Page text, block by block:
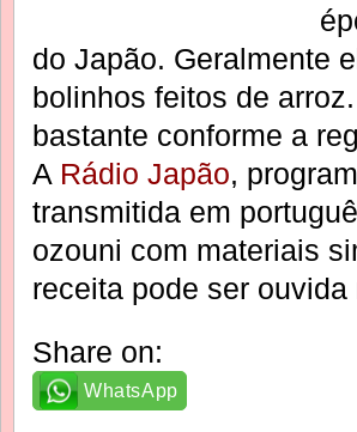
do Japão. Geralmente
bolinhos feitos de
bastante conforme a
A Rádio Japão,
transmitida em
ozouni com materiais
receita pode ser ouvida
Share on:
WhatsApp